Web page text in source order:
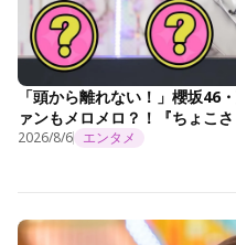
「頭から離れない！」櫻坂46
ァンもメロメロ？！『ちょこ
2026/8/6 エンタメ